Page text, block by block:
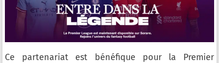
Ce partenariat est bénéfique pour la Premier